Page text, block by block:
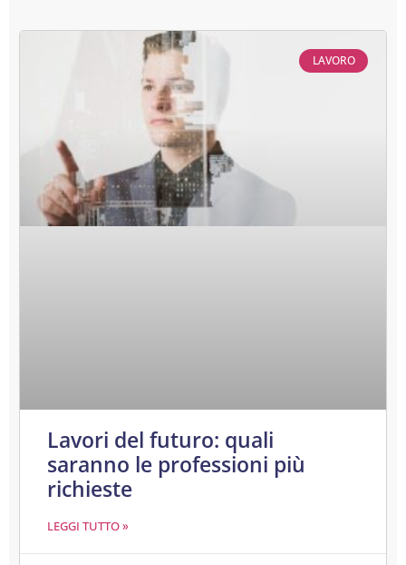
LAVORO
Lavori del futuro: quali
saranno le professioni più
richieste
LEGGI TUTTO »